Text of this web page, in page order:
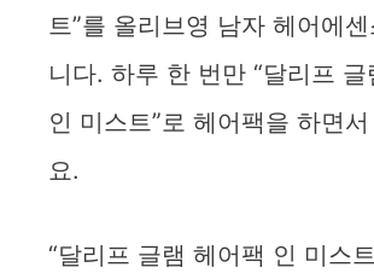
트”를 올리브영 남자 헤어에
니다. 하루 한 번만 “달리프 글
인 미스트”로 헤어팩을 하면
요.
“달리프 글램 헤어팩 인 미스